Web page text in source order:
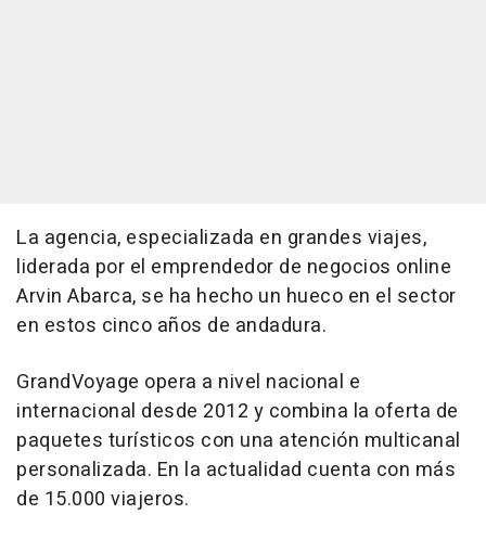
La agencia, especializada en grandes viajes,
liderada por el emprendedor de negocios online
Arvin Abarca, se ha hecho un hueco en el sector
en estos cinco años de andadura.
GrandVoyage opera a nivel nacional e
internacional desde 2012 y combina la oferta de
paquetes turísticos con una atención multicanal
personalizada. En la actualidad cuenta con más
de 15.000 viajeros.